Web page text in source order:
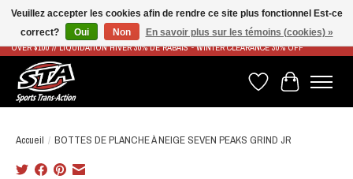
LIVRAISON RAPIDE ET GRATUITE À PARTIR DE 100$ - FAST & FREE SHIPPING ON ORDERS
OVER $100 // LIQUIDATION HIVER 30% DE RABAIS - WINTER CLEARANCE 30% OFF
Liste de souhaits
Panier
Accueil / BOTTES DE PLANCHE À NEIGE SEVEN PEAKS GRIND JR
Veuillez accepter les cookies afin de rendre ce site plus fonctionnel Est-ce
correct?
Oui Non En savoir plus sur les témoins (cookies) »